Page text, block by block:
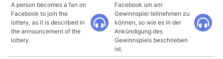
A person becomes a fan on
Facebook to join the
lottery, as it is described in
the announcement of the
lottery.
Facebook um am
Gewinnspiel teilnehmen zu
können, so wie es in der
Ankündigung des
Gewinnspiels beschrieben
ist.